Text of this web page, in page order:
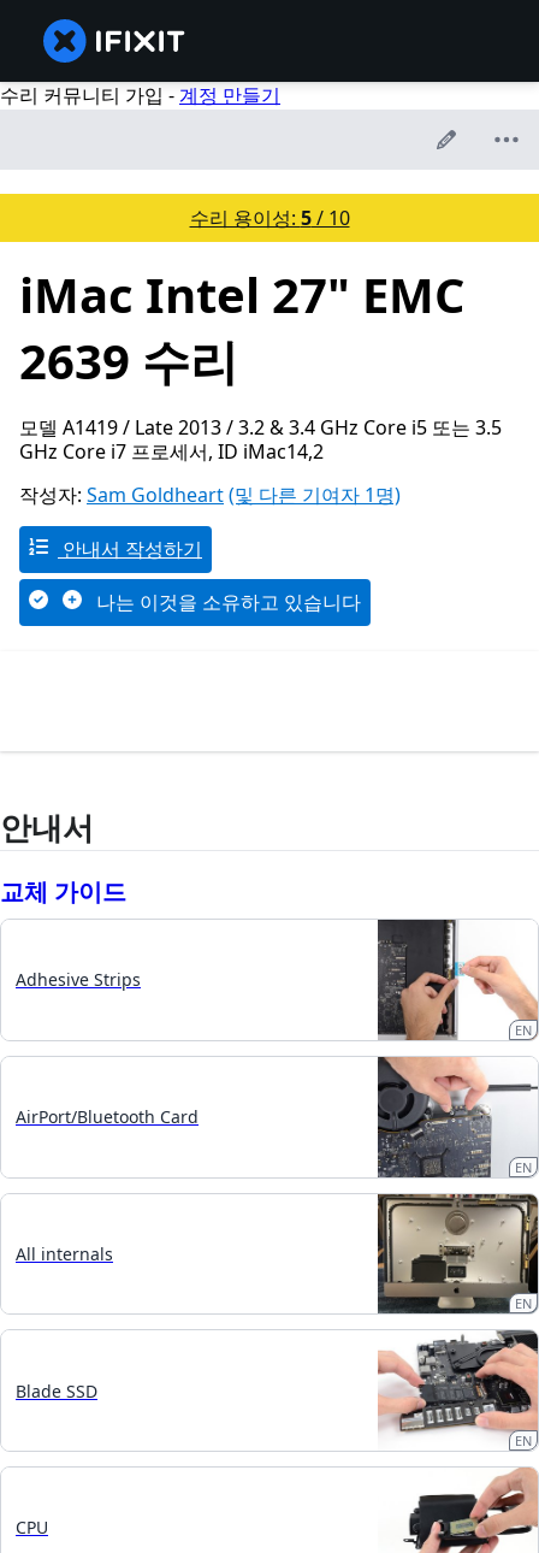
수리 커뮤니티 가입 -계정 만들기
수리 용이성: 5/ 10
iMac Intel 27" EMC
2639 수리
모델 A1419 / Late 2013 / 3.2 & 3.4 GHz Core i5 또는 3.5
GHz Core i7 프로세서, ID iMac14,2
작성자: Sam Goldheart(및 다른 기여자 1명)
안내서 작성하기
나는 이것을 소유하고 있습니다
안내서
교체 가이드
Adhesive Strips
EN
AirPort/Bluetooth Card
EN
All internals
EN
Blade SSD
EN
CPU